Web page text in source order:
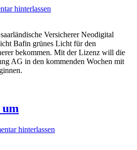
hinterlassen
Versicherer Neodigital
Bafin grünes Licht für den
bekommen. Mit der Lizenz will die
AG in den kommenden Wochen mit
hinterlassen